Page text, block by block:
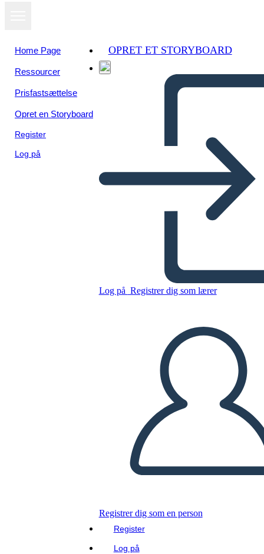
Home Page
Ressourcer
Prisfastsættelse
Opret en Storyboard
Register
Log på
OPRET ET STORYBOARD
Log på Registrer dig som lærer
Registrer dig som en person
Register
Log på
Anacoana
LAVE ET STORYBOARD
AFSPIL DIASSHOW
LÆS FOR MIG